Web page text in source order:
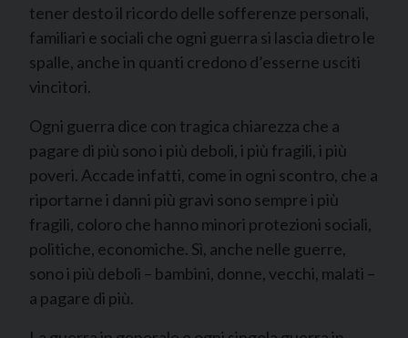
tener desto il ricordo delle sofferenze personali,
familiari e sociali che ogni guerra si lascia dietro le
spalle, anche in quanti credono d’esserne usciti
vincitori.
Ogni guerra dice con tragica chiarezza che a
pagare di più sono i più deboli, i più fragili, i più
poveri. Accade infatti, come in ogni scontro, che a
riportarne i danni più gravi sono sempre i più
fragili, coloro che hanno minori protezioni sociali,
politiche, economiche. Sì, anche nelle guerre,
sono i più deboli – bambini, donne, vecchi, malati –
a pagare di più.